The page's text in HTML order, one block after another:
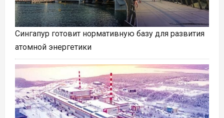
Сингапур готовит нормативную базу для развития
атомной энергетики